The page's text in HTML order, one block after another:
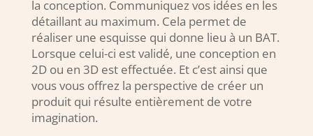
la conception. Communiquez vos idées en les
détaillant au maximum. Cela permet de
réaliser une esquisse qui donne lieu à un BAT.
Lorsque celui-ci est validé, une conception en
2D ou en 3D est effectuée. Et c’est ainsi que
vous vous offrez la perspective de créer un
produit qui résulte entièrement de votre
imagination.